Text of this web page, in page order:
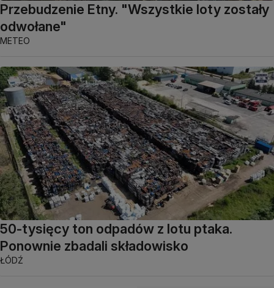
Przebudzenie Etny. "Wszystkie loty zostały
odwołane"
METEO
50-tysięcy ton odpadów z lotu ptaka.
Ponownie zbadali składowisko
ŁÓDŹ